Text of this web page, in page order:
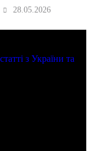
28.05.2026